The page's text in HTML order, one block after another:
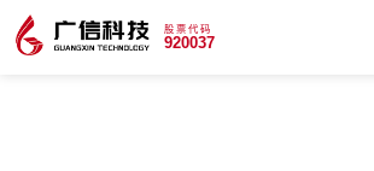
股票代码
920037